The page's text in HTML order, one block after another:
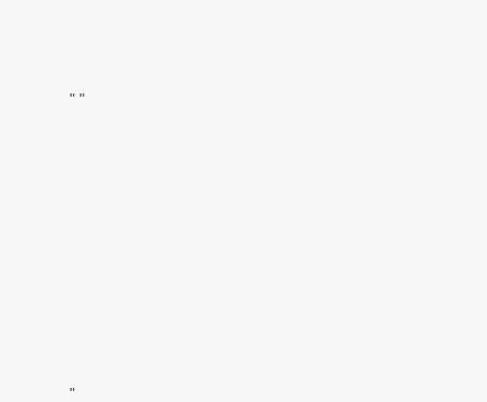
" "
"